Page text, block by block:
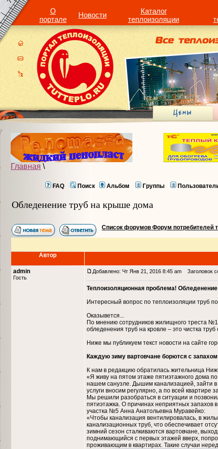
О
портале
Новости
Каталог
теплоизоляции
Главная \
FAQ Поиск Альбом Группы
Обледенение труб на крыше дома
Список форумов Форум потребителей
Автор
admin
Гость
Добавлено: Чт Янв 21, 2016 8:45 am Заголовок
Теплоизоляционная проблема!
Интересный вопрос по теплоизоляции труб
Оказывется...
По мнению сотрудников жилищного треста
обледенения труб на кровле – это чистка труб
Ниже мы публикуем текст новости на сайте
Каждую зиму вартовчане борются с
К нам в редакцию обратилась жительница
«Я живу на пятом этаже пятиэтажного дома
нашем санузле. Дышим канализацией, зайти
услуги вносим регулярно, а по всей квартире
Мы решили разобраться в ситуации и
пятиэтажка. О причинах неприятных запахов
участка №5 Анна Анатольевна Муравейко:
«Чтобы канализация вентилировалась, в
канализационных труб, что обеспечивает
зимний сезон сталкиваются вартовчане,
поднимающийся с первых этажей вверх,
проживающим в квартирах. Такие случаи